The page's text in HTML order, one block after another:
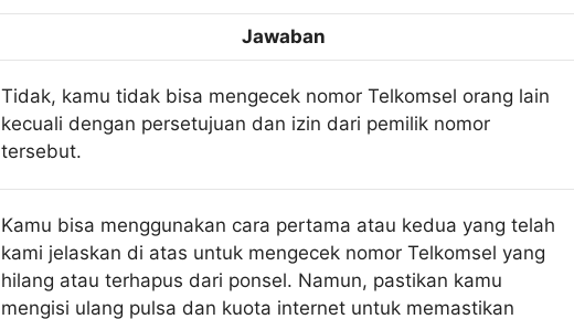
Jawaban
Tidak, kamu tidak bisa mengecek nomor Telkomsel orang lain
kecuali dengan persetujuan dan izin dari pemilik nomor
tersebut.
Kamu bisa menggunakan cara pertama atau kedua yang telah
kami jelaskan di atas untuk mengecek nomor Telkomsel yang
hilang atau terhapus dari ponsel. Namun, pastikan kamu
mengisi ulang pulsa dan kuota internet untuk memastikan